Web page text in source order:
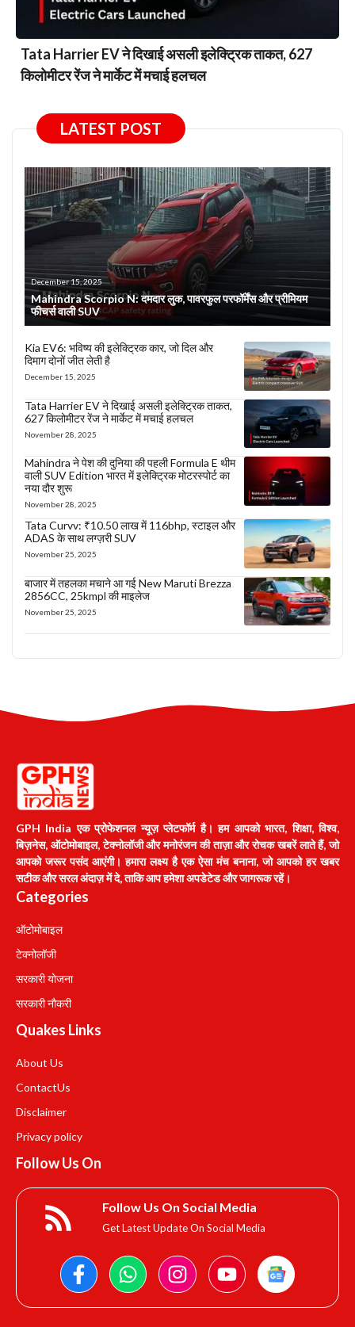
Tata Harrier EV ने दिखाई असली इलेक्ट्रिक ताकत, 627
किलोमीटर रेंज ने मार्केट में मचाई हलचल
LATEST POST
December 15, 2025
Mahindra Scorpio N: दमदार लुक, पावरफुल परफॉर्मेंस और प्रीमियम
फीचर्स वाली SUV
Kia EV6: भविष्य की इलेक्ट्रिक कार, जो दिल और
दिमाग दोनों जीत लेती है
December 15, 2025
Tata Harrier EV ने दिखाई असली इलेक्ट्रिक ताकत,
627 किलोमीटर रेंज ने मार्केट में मचाई हलचल
November 28, 2025
Mahindra ने पेश की दुनिया की पहली Formula E थीम
वाली SUV Edition भारत में इलेक्ट्रिक मोटरस्पोर्ट का
नया दौर शुरू
November 28, 2025
Tata Curvv: ₹10.50 लाख में 116bhp, स्टाइल और
ADAS के साथ लग्ज़री SUV
November 25, 2025
बाजार में तहलका मचाने आ गई New Maruti Brezza
2856CC, 25kmpl की माइलेज
November 25, 2025
GPH India एक प्रोफेशनल न्यूज़ प्लेटफॉर्म है। हम आपको भारत, शिक्षा, विश्व,
बिज़नेस, ऑटोमोबाइल, टेक्नोलॉजी और मनोरंजन की ताज़ा और रोचक खबरें लाते हैं, जो
आपको जरूर पसंद आएंगी। हमारा लक्ष्य है एक ऐसा मंच बनाना, जो आपको हर खबर
सटीक और सरल अंदाज़ में दे, ताकि आप हमेशा अपडेटेड और जागरूक रहें।
Categories
ऑटोमोबाइल
टेक्नोलॉजी
सरकारी योजना
सरकारी नौकरी
Quakes Links
About Us
ContactUs
Disclaimer
Privacy policy
Follow Us On
Follow Us On Social Media
Get Latest Update On Social Media